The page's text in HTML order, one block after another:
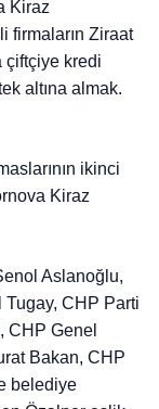
Kiraz
firmaların Ziraat
çiftçiye kredi
altına almak.
ikinci
Kiraz
Aslanoğlu,
Tugay, CHP Parti
CHP Genel
Bakan, CHP
belediye